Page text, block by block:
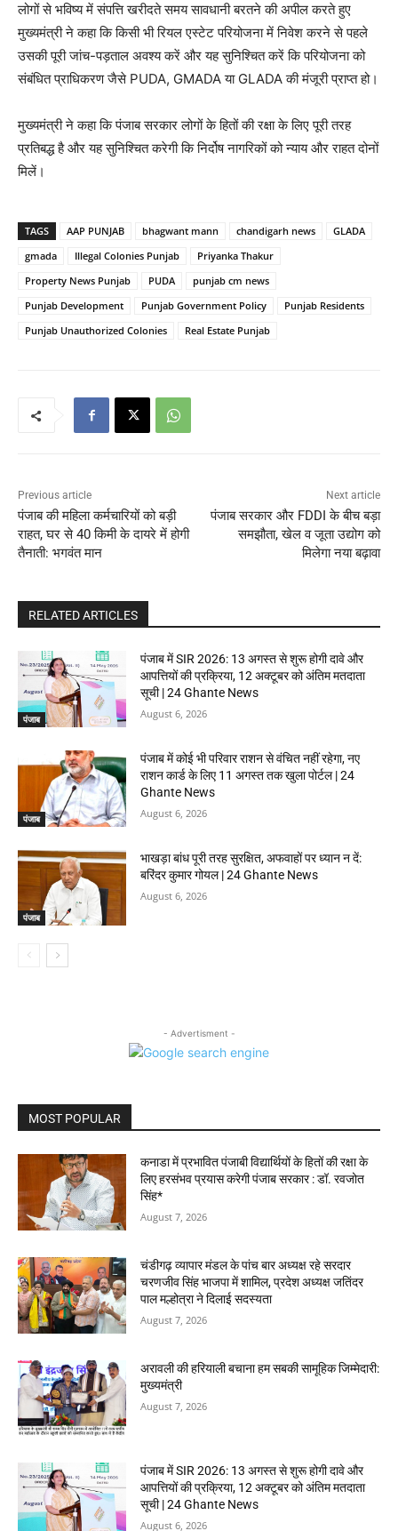
लोगों से भविष्य में संपत्ति खरीदते समय सावधानी बरतने की अपील करते हुए
मुख्यमंत्री ने कहा कि किसी भी रियल एस्टेट परियोजना में निवेश करने से पहले
उसकी पूरी जांच-पड़ताल अवश्य करें और यह सुनिश्चित करें कि परियोजना को
संबंधित प्राधिकरण जैसे PUDA, GMADA या GLADA की मंजूरी प्राप्त हो।
मुख्यमंत्री ने कहा कि पंजाब सरकार लोगों के हितों की रक्षा के लिए पूरी तरह
प्रतिबद्ध है और यह सुनिश्चित करेगी कि निर्दोष नागरिकों को न्याय और राहत दोनों
मिलें।
TAGS AAP PUNJAB bhagwant mann chandigarh news
GLADA
gmada
Illegal Colonies Punjab
Priyanka Thakur
Property News Punjab
PUDA
punjab cm news
Punjab Development
Punjab Government Policy
Punjab Residents
Punjab Unauthorized Colonies
Real Estate Punjab
Previous article
पंजाब की महिला कर्मचारियों को बड़ी
राहत, घर से 40 किमी के दायरे में होगी
तैनाती: भगवंत मान
Next article
पंजाब सरकार और FDDI के बीच बड़ा
समझौता, खेल व जूता उद्योग को
मिलेगा नया बढ़ावा
RELATED ARTICLES
पंजाब
पंजाब में SIR 2026: 13 अगस्त से शुरू होगी दावे और
आपत्तियों की प्रक्रिया, 12 अक्टूबर को अंतिम मतदाता
सूची | 24 Ghante News
August 6, 2026
पंजाब
पंजाब में कोई भी परिवार राशन से वंचित नहीं रहेगा, नए
राशन कार्ड के लिए 11 अगस्त तक खुला पोर्टल | 24
Ghante News
August 6, 2026
पंजाब
भाखड़ा बांध पूरी तरह सुरक्षित, अफवाहों पर ध्यान न दें:
बरिंदर कुमार गोयल | 24 Ghante News
August 6, 2026
- Advertisment -
MOST POPULAR
कनाडा में प्रभावित पंजाबी विद्यार्थियों के हितों की रक्षा के
लिए हरसंभव प्रयास करेगी पंजाब सरकार : डॉ. रवजोत
सिंह*
August 7, 2026
चंडीगढ़ व्यापार मंडल के पांच बार अध्यक्ष रहे सरदार
चरणजीव सिंह भाजपा में शामिल, प्रदेश अध्यक्ष जतिंदर
पाल मल्होत्रा ने दिलाई सदस्यता
August 7, 2026
अरावली की हरियाली बचाना हम सबकी सामूहिक जिम्मेदारी:
मुख्यमंत्री
August 7, 2026
पंजाब में SIR 2026: 13 अगस्त से शुरू होगी दावे और
आपत्तियों की प्रक्रिया, 12 अक्टूबर को अंतिम मतदाता
सूची | 24 Ghante News
August 6, 2026